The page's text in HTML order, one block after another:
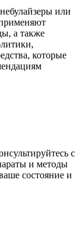
или
а также
которые
с
и методы
состояние и